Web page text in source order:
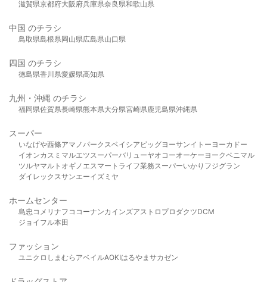
滋賀県京都府大阪府兵庫県奈良県和歌山県
中国 のチラシ
鳥取県島根県岡山県広島県山口県
四国 のチラシ
徳島県香川県愛媛県高知県
九州・沖縄 のチラシ
福岡県佐賀県長崎県熊本県大分県宮崎県鹿児島県沖縄県
スーパー
いなげや西條アマノパークスベイシア ビッグヨーサンイトーヨーカドー
イオンカスミ マルエツスーパーバリューヤオコーオーケー ヨークベニマル
ツルヤマルト オギノ エスマート ライフ業務スーパーいかり フジグラン
ダイレックスサンエーイズミヤ
ホームセンター
島忠 コメリ ナフコ コーナンカインズアストロプロダクツDCM
ジョイフル本田
ファッション
ユニクロ しまむら アベイルAOKIはるやま サカゼン